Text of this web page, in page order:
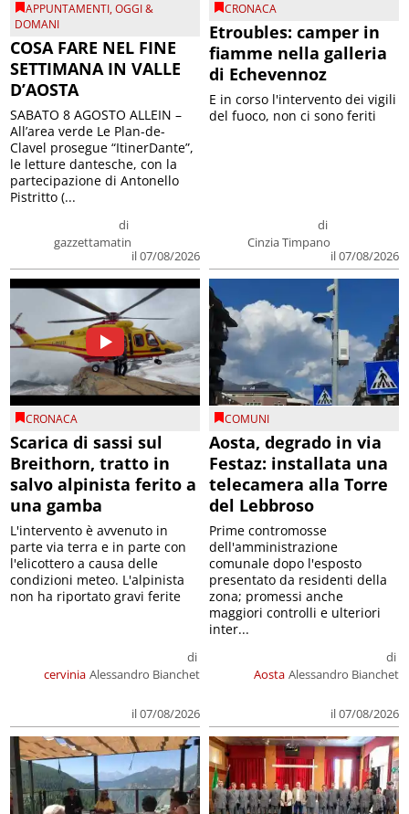
APPUNTAMENTI,OGGI &
DOMANI
COSA FARE NEL FINE
SETTIMANA IN VALLE
D’AOSTA
di
gazzettamatin
il 07/08/2026
SABATO 8 AGOSTO ALLEIN –
All’area verde Le Plan-de-
Clavel prosegue “ItinerDante”,
le letture dantesche, con la
partecipazione di Antonello
Pistritto (...
CRONACA
Etroubles: camper in
fiamme nella galleria
di Echevennoz
di
Cinzia Timpano
il 07/08/2026
E in corso l'intervento dei vigili
del fuoco, non ci sono feriti
CRONACA
Scarica di sassi sul
Breithorn, tratto in
salvo alpinista ferito a
una gamba
cervinia
di
Alessandro Bianchet
il 07/08/2026
L'intervento è avvenuto in
parte via terra e in parte con
l'elicottero a causa delle
condizioni meteo. L'alpinista
non ha riportato gravi ferite
COMUNI
Aosta, degrado in via
Festaz: installata una
telecamera alla Torre
del Lebbroso
Aosta
di
Alessandro Bianchet
il 07/08/2026
Prime contromosse
dell'amministrazione
comunale dopo l'esposto
presentato da residenti della
zona; promessi anche
maggiori controlli e ulteriori
inter...